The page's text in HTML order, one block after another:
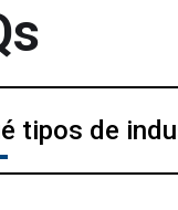
tipos de